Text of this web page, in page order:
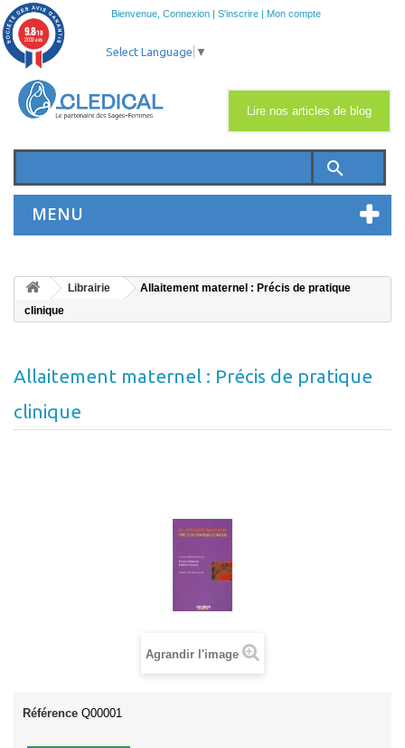
Bienvenue, Connexion | S'inscrire | Mon compte
search
MENU
Lire nos articles de blog
Select Language ▼
Librairie
Allaitement maternel : Précis de pratique
clinique
Allaitement maternel : Précis de pratique
clinique
Agrandir l'image
Référence Q00001
9.8/10
2033 avis